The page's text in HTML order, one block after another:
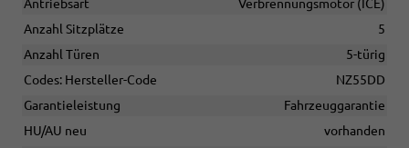
Antriebsart
Verbrennungsmotor (ICE)
Anzahl Sitzplätze
5
Anzahl Türen
5-türig
Codes: Hersteller-Code
NZ55DD
Garantieleistung
Fahrzeuggarantie
HU/AU neu
vorhanden